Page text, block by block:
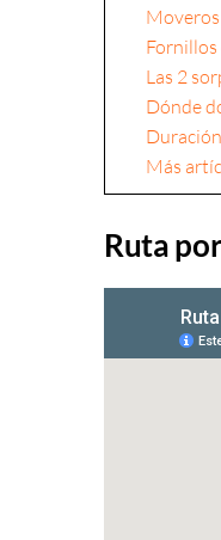
Moveros
Las 2
Dónde
Más
Ruta